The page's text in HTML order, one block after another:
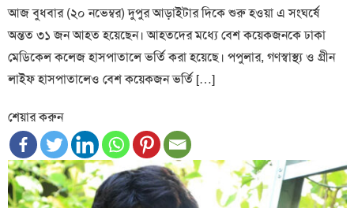
আজ বুধবার (২০ নভেম্বর) দুপুর আড়াইটার দিকে শুরু হওয়া এ সংঘর্ষে
অন্তত ৩১ জন আহত হয়েছেন। আহতদের মধ্যে বেশ কয়েকজনকে ঢাকা
মেডিকেল কলেজ হাসপাতালে ভর্তি করা হয়েছে। পপুলার, গণস্বাস্থ্য ও গ্রীন
লাইফ হাসপাতালেও বেশ কয়েকজন ভর্তি […]
শেয়ার করুন